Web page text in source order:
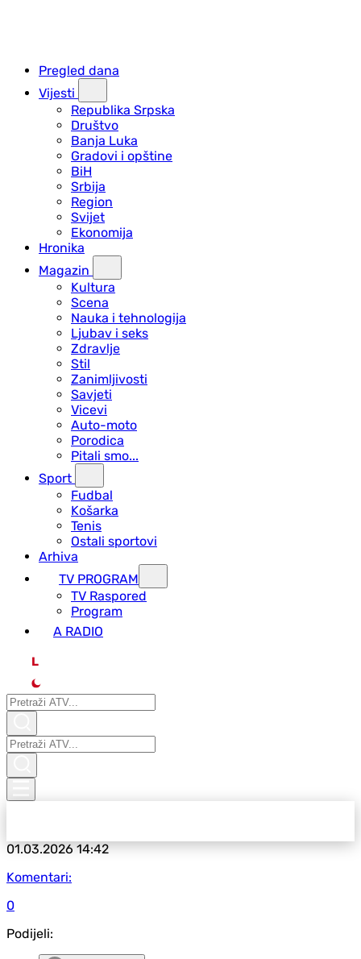
Pregled dana
Vijesti
Republika Srpska
Društvo
Banja Luka
Gradovi i opštine
BiH
Srbija
Region
Svijet
Ekonomija
Hronika
Magazin
Kultura
Scena
Nauka i tehnologija
Ljubav i seks
Zdravlje
Stil
Zanimljivosti
Savjeti
Vicevi
Auto-moto
Porodica
Pitali smo...
Sport
Fudbal
Košarka
Tenis
Ostali sportovi
Arhiva
TV PROGRAM
ТV Raspored
Program
A RADIO
L
01.03.202614:42
Komentari:
0
Podijeli: